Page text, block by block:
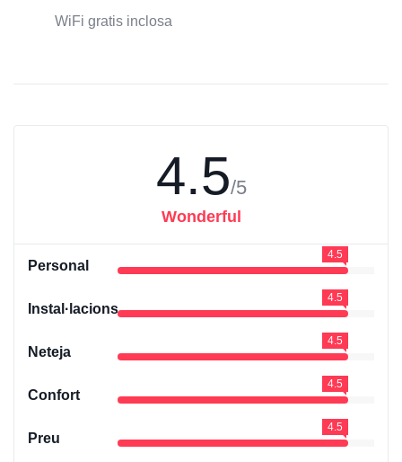
WiFi gratis inclosa
4.5/5
Wonderful
Personal
4.5
Instal·lacions
4.5
Neteja
4.5
Confort
4.5
Preu
4.5